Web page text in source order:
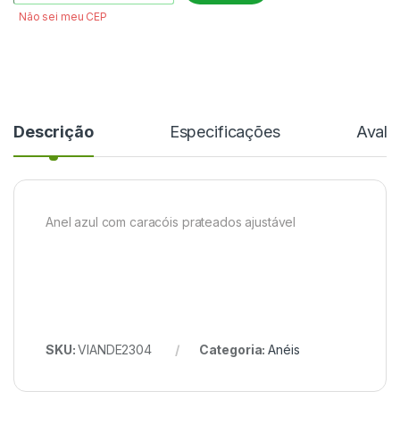
Não sei meu CEP
Descrição Especificações
Anel azul com caracóis prateados ajustável
SKU:VIANDE2304 Categoria:Anéis